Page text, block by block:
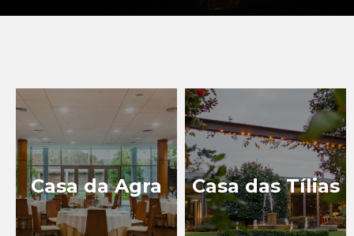
TAPAS & PETISCOS
CONFEITARIAS,
PADARIAS E
PASTELARIAS
TURISMO INDUSTRIAL
Casa da Agra Casa das Tílias